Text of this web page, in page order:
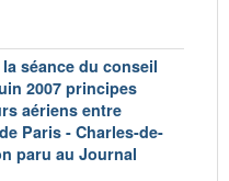
séance du conseil
2007 principes
aériens entre
Paris - Charles-de-
paru au Journal